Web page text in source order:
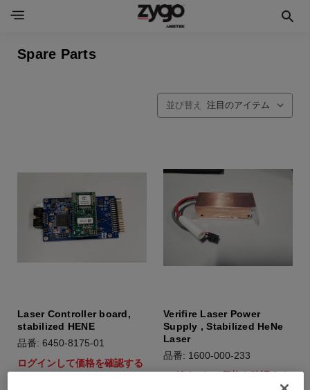
Spare Parts
並び替え
Laser Controller board,
stabilized HENE
品番: 6450-8175-01
ログインして価格を確認する
Verifire Laser Power
Supply , Stabilized HeNe
Laser
品番: 1600-000-233
ログインして価格を確認する